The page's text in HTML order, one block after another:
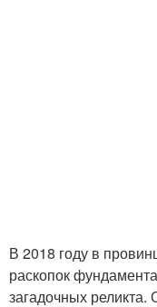
В 2018 году в
раскопок
загадочных